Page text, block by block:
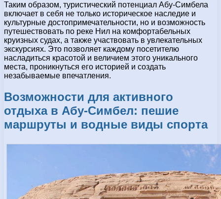
Таким образом, туристический потенциал Абу-Симбела
включает в себя не только историческое наследие и
культурные достопримечательности, но и возможность
путешествовать по реке Нил на комфортабельных
круизных судах, а также участвовать в увлекательных
экскурсиях. Это позволяет каждому посетителю
насладиться красотой и величием этого уникального
места, проникнуться его историей и создать
незабываемые впечатления.
Возможности для активного
отдыха в Абу-Симбел: пешие
маршруты и водные виды спорта